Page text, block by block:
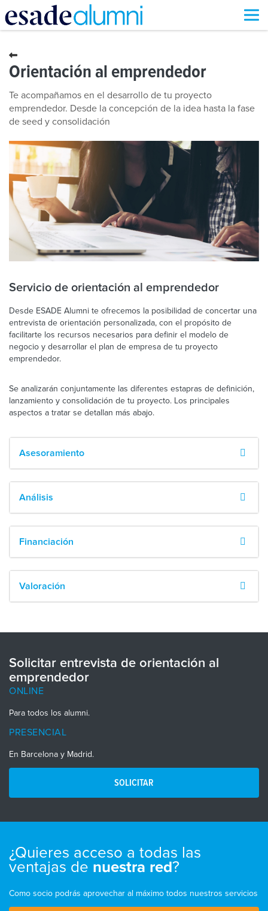
contenido
principal
Orientación al emprendedor
Te acompañamos en el desarrollo de tu proyecto
emprendedor. Desde la concepción de la idea hasta la fase
de seed y consolidación
Servicio de orientación al emprendedor
Desde ESADE Alumni te ofrecemos la posibilidad de concertar una
entrevista de orientación personalizada, con el propósito de
facilitarte los recursos necesarios para definir el modelo de
negocio y desarrollar el plan de empresa de tu proyecto
emprendedor.
Se analizarán conjuntamente las diferentes estapras de definición,
lanzamiento y consolidación de tu proyecto. Los principales
aspectos a tratar se detallan más abajo.
Asesoramiento
Análisis
Financiación
Valoración
Solicitar entrevista de orientación al
emprendedor
ONLINE
Para todos los alumni.
PRESENCIAL
En Barcelona y Madrid.
SOLICITAR
¿Quieres acceso a todas las
ventajas de nuestra red?
Como socio podrás aprovechar al máximo todos nuestros servicios